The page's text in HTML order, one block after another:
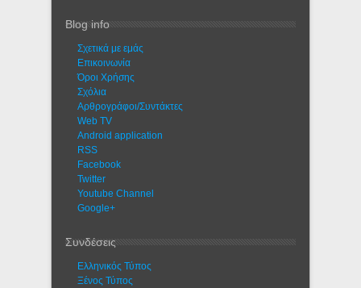
Blog info
Σχετικά με εμάς
Eπικοινωνία
Όροι Χρήσης
Σχόλια
Αρθρογράφοι/Συντάκτες
Web TV
Android application
RSS
Facebook
Twitter
Youtube Channel
Google+
Συνδέσεις
Ελληνικός Τύπος
Ξένος Τύπος